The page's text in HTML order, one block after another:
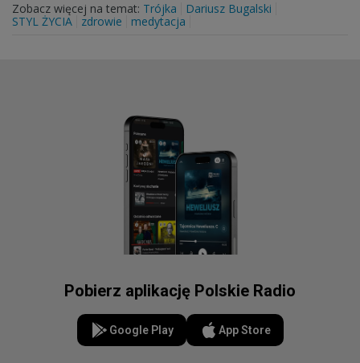
Zobacz więcej na temat: Trójka
Dariusz Bugalski
STYL ŻYCIA
zdrowie medytacja
Pobierz aplikację Polskie Radio
Google Play App Store